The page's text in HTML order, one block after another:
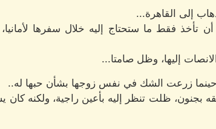
إلى القاهرة...
تأخذ فقط ما ستحتاج إليه خلال سفرها
إليها، وظل صامتا...
زرعت الشك في نفس زوجها بشأن حبها له..
بجنون، ظلت تنظر إليه بأعين راجية، ولكنه كان